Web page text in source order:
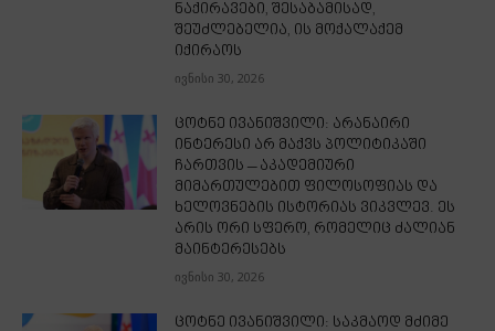
ნაქირავები, შესაბამისად,
შეუძლებელია, ის მოქალაქემ
იქირაოს
ივნისი 30, 2026
ცოტნე ივანიშვილი: არანაირი
ინტერესი არ მაქვს პოლიტიკაში
ჩართვის – აკადემიური
მიმართულებით ფილოსოფიას და
ხელოვნების ისტორიას ვიკვლევ. ეს
არის ორი სფერო, რომელიც ძალიან
მაინტერესებს
ივნისი 30, 2026
ცოტნე ივანიშვილი: საკმაოდ მძიმე